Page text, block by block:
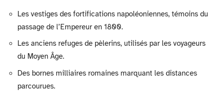
Les vestiges des fortifications napoléoniennes, témoins du
passage de l’Empereur en 1800.
Les anciens refuges de pèlerins, utilisés par les voyageurs
du Moyen Âge.
Des bornes milliaires romaines marquant les distances
parcourues.